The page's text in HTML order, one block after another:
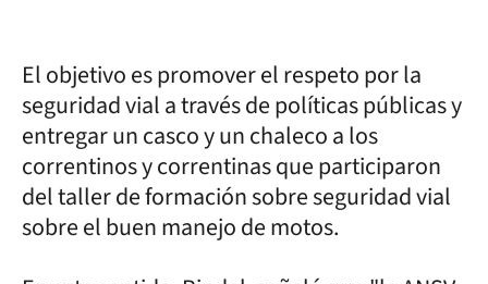
El objetivo es promover el respeto por la
seguridad vial a través de políticas públicas y
entregar un casco y un chaleco a los
correntinos y correntinas que participaron
del taller de formación sobre seguridad vial
sobre el buen manejo de motos.